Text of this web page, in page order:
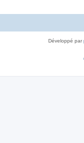
Développé par